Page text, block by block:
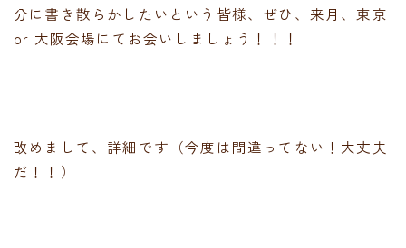
分に書き散らかしたいという皆様、ぜひ、来月、東京
or 大阪会場にてお会いしましょう！！！
改めまして、詳細です（今度は間違ってない！大丈夫
だ！！）